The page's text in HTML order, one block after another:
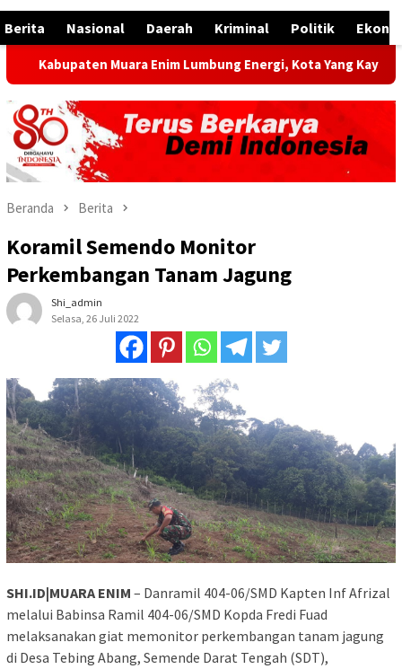
Mobile
Berita Nasional Daerah Kriminal Politik
Muara Enim Lumbung Energi, Kota Yang Kaya Energi
Beranda Berita
Koramil Semendo Monitor
Perkembangan Tanam Jagung
Shi_admin
Selasa, 26 Juli 2022
SHI.ID|MUARA ENIM – Danramil 404-06/SMD Kapten Inf Afrizal
melalui Babinsa Ramil 404-06/SMD Kopda Fredi Fuad
melaksanakan giat memonitor perkembangan tanam jagung
di Desa Tebing Abang, Semende Darat Tengah (SDT),